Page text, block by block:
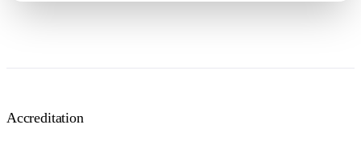
Accreditation